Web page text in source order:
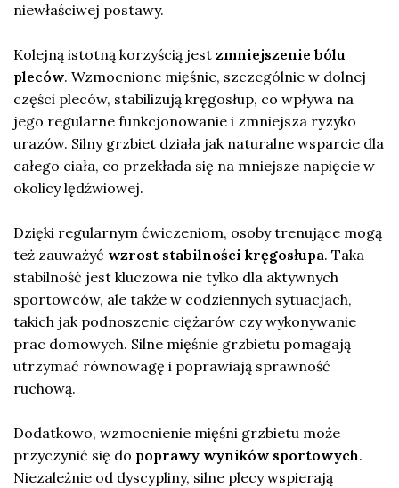
niewłaściwej postawy.
Kolejną istotną korzyścią jest zmniejszenie bólu
pleców. Wzmocnione mięśnie, szczególnie w dolnej
części pleców, stabilizują kręgosłup, co wpływa na
jego regularne funkcjonowanie i zmniejsza ryzyko
urazów. Silny grzbiet działa jak naturalne wsparcie dla
całego ciała, co przekłada się na mniejsze napięcie w
okolicy lędźwiowej.
Dzięki regularnym ćwiczeniom, osoby trenujące mogą
też zauważyć wzrost stabilności kręgosłupa. Taka
stabilność jest kluczowa nie tylko dla aktywnych
sportowców, ale także w codziennych sytuacjach,
takich jak podnoszenie ciężarów czy wykonywanie
prac domowych. Silne mięśnie grzbietu pomagają
utrzymać równowagę i poprawiają sprawność
ruchową.
Dodatkowo, wzmocnienie mięśni grzbietu może
przyczynić się do poprawy wyników sportowych.
Niezależnie od dyscypliny, silne plecy wspierają